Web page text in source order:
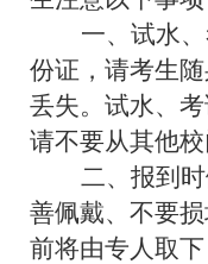
一、试水
份证，请考生
丢失。试水、
请不要从其他校
二、报到
善佩戴、不要
前将由专人取下